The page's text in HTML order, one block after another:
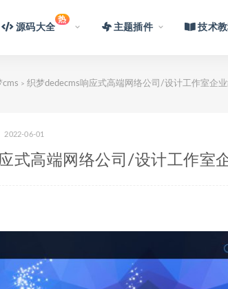
源码大全
热
主题插件 技术
cms > 织梦dedecms响应式高端网络公司/设计工作室企
2022-06-01
式高端网络公司/设计工作室